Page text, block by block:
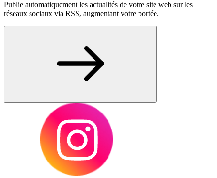
Publie automatiquement les actualités de votre site web sur les
réseaux sociaux via RSS, augmentant votre portée.